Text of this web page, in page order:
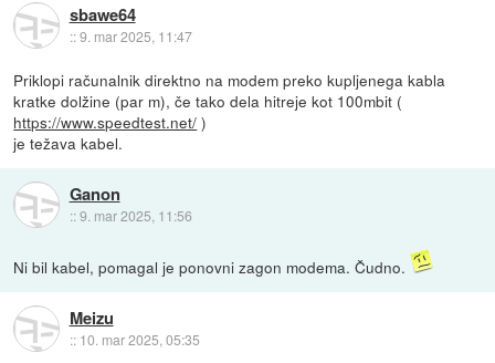
sbawe64
::9. mar 2025, 11:47
Priklopi računalnik direktno na modem preko kupljenega kabla
kratke dolžine (par m), če tako dela hitreje kot 100mbit (
https://www.speedtest.net/ )
je težava kabel.
Ganon
::9. mar 2025, 11:56
Ni bil kabel, pomagal je ponovni zagon modema. Čudno.
Meizu
:: 10. mar 2025, 05:35